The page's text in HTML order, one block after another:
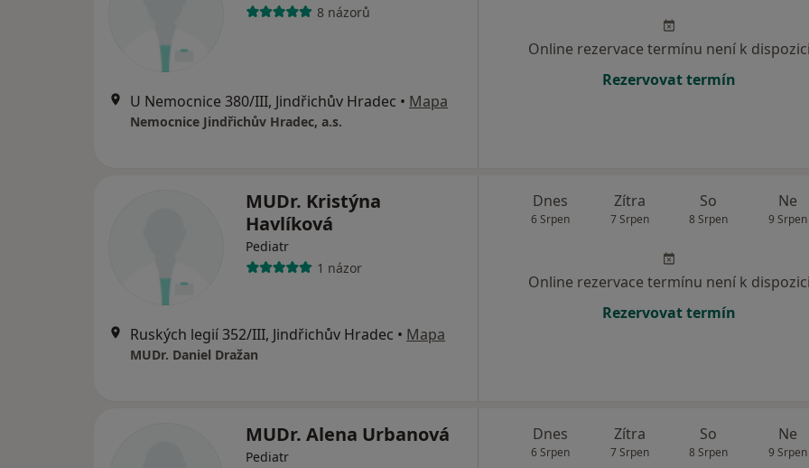
8 názorů
U Nemocnice 380/III, Jindřichův Hradec • Mapa
Nemocnice Jindřichův Hradec, a.s.
Online rezervace termínu není k dispozici
Rezervovat termín
MUDr. Kristýna
Havlíková
Pediatr
1 názor
Ruských legií 352/III, Jindřichův Hradec • Mapa
MUDr. Daniel Dražan
Dnes
6 Srpen
Zítra
7 Srpen
So
8 Srpen
Ne
9 Srpen
Online rezervace termínu není k dispozici
Rezervovat termín
MUDr. Alena Urbanová
Pediatr
Dnes
6 Srpen
Zítra
7 Srpen
So
8 Srpen
Ne
9 Srpen